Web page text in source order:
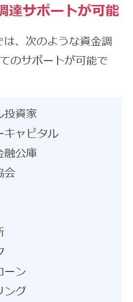
達サポートが可能
、次のような資金調
のサポートが可能で
投資家
キャピタル
融公庫
会
ーン
ング